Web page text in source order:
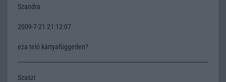
Szandra
2009-7-21 21:12:07
eza teló kártyafüggetlen?
Szaszi